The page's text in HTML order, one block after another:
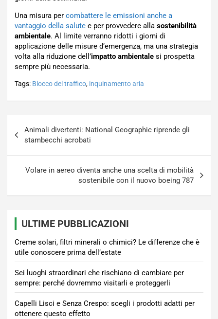
Una misura per combattere le emissioni anche a
vantaggio della salute e per provvedere alla sostenibilità
ambientale. Al limite verranno ridotti i giorni di
applicazione delle misure d’emergenza, ma una strategia
volta alla riduzione dell’impatto ambientale si prospetta
sempre più necessaria.
Tags: Blocco del traffico, inquinamento aria
articoli
Animali divertenti: National Geographic riprende gli
stambecchi acrobati
Volare in aereo diventa anche una scelta di mobilità
sostenibile con il nuovo boeing 787
ULTIME PUBBLICAZIONI
Creme solari, filtri minerali o chimici? Le differenze che è
utile conoscere prima dell’estate
Sei luoghi straordinari che rischiano di cambiare per
sempre: perché dovremmo visitarli e proteggerli
Capelli Lisci e Senza Crespo: scegli i prodotti adatti per
ottenere questo effetto